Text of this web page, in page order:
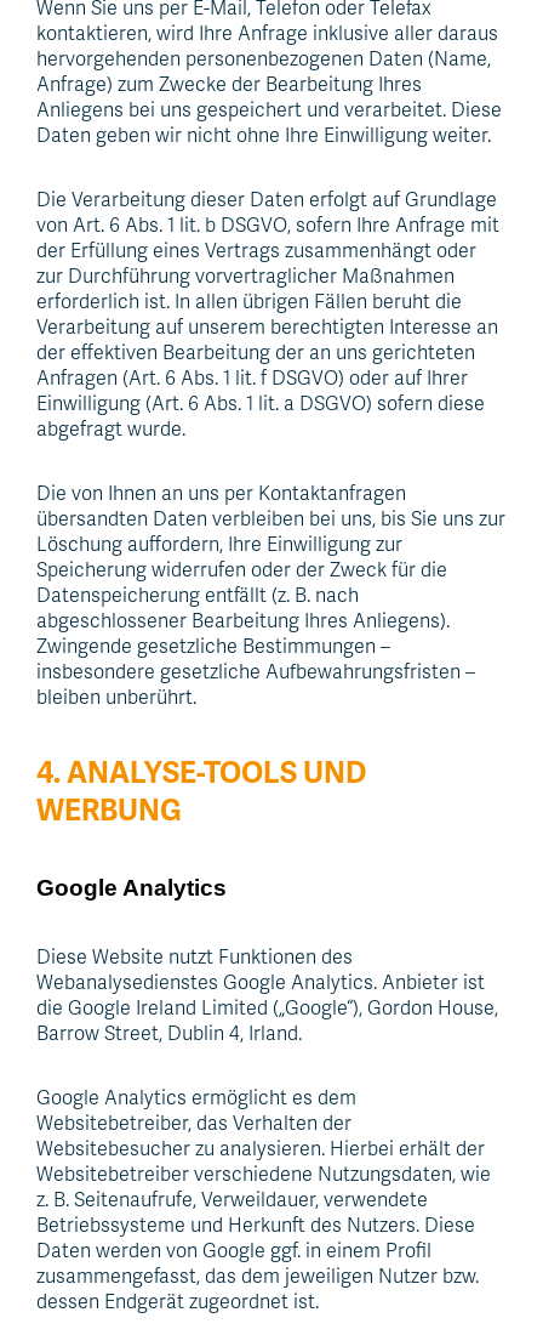
Wenn Sie uns per E-Mail, Telefon oder Telefax
kontaktieren, wird Ihre Anfrage inklusive aller daraus
hervorgehenden personenbezogenen Daten (Name,
Anfrage) zum Zwecke der Bearbeitung Ihres
Anliegens bei uns gespeichert und verarbeitet. Diese
Daten geben wir nicht ohne Ihre Einwilligung weiter.
Die Verarbeitung dieser Daten erfolgt auf Grundlage
von Art. 6 Abs. 1 lit. b DSGVO, sofern Ihre Anfrage mit
der Erfüllung eines Vertrags zusammenhängt oder
zur Durchführung vorvertraglicher Maßnahmen
erforderlich ist. In allen übrigen Fällen beruht die
Verarbeitung auf unserem berechtigten Interesse an
der effektiven Bearbeitung der an uns gerichteten
Anfragen (Art. 6 Abs. 1 lit. f DSGVO) oder auf Ihrer
Einwilligung (Art. 6 Abs. 1 lit. a DSGVO) sofern diese
abgefragt wurde.
Die von Ihnen an uns per Kontaktanfragen
übersandten Daten verbleiben bei uns, bis Sie uns zur
Löschung auffordern, Ihre Einwilligung zur
Speicherung widerrufen oder der Zweck für die
Datenspeicherung entfällt (z. B. nach
abgeschlossener Bearbeitung Ihres Anliegens).
Zwingende gesetzliche Bestimmungen –
insbesondere gesetzliche Aufbewahrungsfristen –
bleiben unberührt.
4. ANALYSE-TOOLS UND
WERBUNG
Google Analytics
Diese Website nutzt Funktionen des
Webanalysedienstes Google Analytics. Anbieter ist
die Google Ireland Limited („Google“), Gordon House,
Barrow Street, Dublin 4, Irland.
Google Analytics ermöglicht es dem
Websitebetreiber, das Verhalten der
Websitebesucher zu analysieren. Hierbei erhält der
Websitebetreiber verschiedene Nutzungsdaten, wie
z. B. Seitenaufrufe, Verweildauer, verwendete
Betriebssysteme und Herkunft des Nutzers. Diese
Daten werden von Google ggf. in einem Profil
zusammengefasst, das dem jeweiligen Nutzer bzw.
dessen Endgerät zugeordnet ist.